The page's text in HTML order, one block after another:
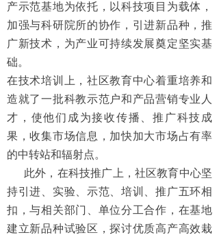
产示范基地为依托，以科技项目为载体，
加强与科研院所的协作，引进新品种，推
广新技术，为产业可持续发展奠定坚实基
础。
在技术培训上，社区教育中心着重培养和
造就了一批科教示范户和产品营销专业人
才，使他们成为接收传播、推广科技成
果，收集市场信息，加快加大市场占有率
的中转站和辐射点。
此外，在科技推广上，社区教育中心坚
持引进、实验、示范、培训、推广五环相
扣，与相关部门、单位分工合作，在基地
建立新品种试验区，探讨优质高产高效栽